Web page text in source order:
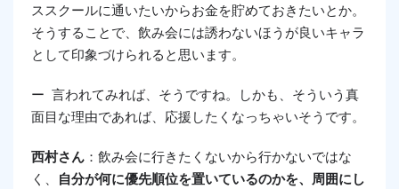
ススクールに通いたいからお金を貯めておきたいとか。
そうすることで、飲み会には誘わないほうが良いキャラ
として印象づけられると思います。
ー 言われてみれば、そうですね。しかも、そういう真
面目な理由であれば、応援したくなっちゃいそうです。
西村さん ：飲み会に行きたくないから行かないではな
く、 自分が何に優先順位を置いているのかを、周囲にし